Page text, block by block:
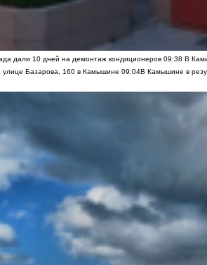
дали 10 дней на демонтаж кондиционеров 09:38 В
улице Базарова, 160 в Камышине 09:04В Камышине в